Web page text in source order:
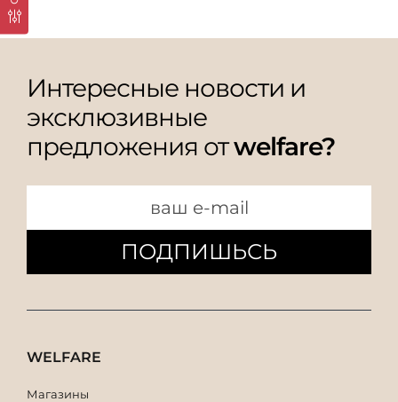
Интересные новости и
эксклюзивные
предложения отwelfare?
ПОДПИШЬСЬ
WELFARE
Магазины